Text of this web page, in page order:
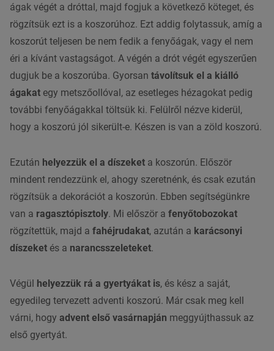
ágak végét a dróttal, majd fogjuk a következő köteget, és
rögzítsük ezt is a koszorúhoz. Ezt addig folytassuk, amíg a
koszorút teljesen be nem fedik a fenyőágak, vagy el nem
éri a kívánt vastagságot. A végén a drót végét egyszerűen
dugjuk be a koszorúba. Gyorsan távolítsuk el a kiálló
ágakat egy metszőollóval, az esetleges hézagokat pedig
további fenyőágakkal töltsük ki. Felülről nézve kiderül,
hogy a koszorú jól sikerült-e. Készen is van a zöld koszorú.
Ezután helyezzük el a díszeket a koszorún. Először
mindent rendezzünk el, ahogy szeretnénk, és csak ezután
rögzítsük a dekorációt a koszorún. Ebben segítségünkre
van a ragasztópisztoly. Mi először a fenyőtobozokat
rögzítettük, majd a fahéjrudakat, azután a karácsonyi
díszeket és a narancsszeleteket.
Végül helyezzük rá a gyertyákat is, és kész a saját,
egyedileg tervezett adventi koszorú. Már csak meg kell
várni, hogy advent első vasárnapján meggyújthassuk az
első gyertyát.